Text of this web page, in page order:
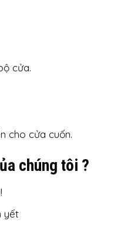
cửa.
cho cửa cuốn.
chúng tôi ?
yết